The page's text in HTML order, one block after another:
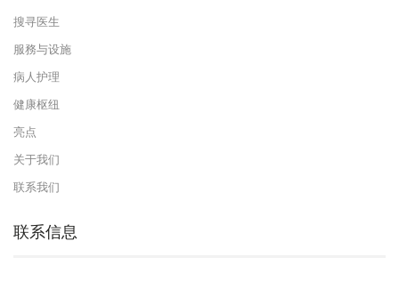
搜寻医生
服務与设施
病人护理
健康枢纽
亮点
关于我们
联系我们
联系信息